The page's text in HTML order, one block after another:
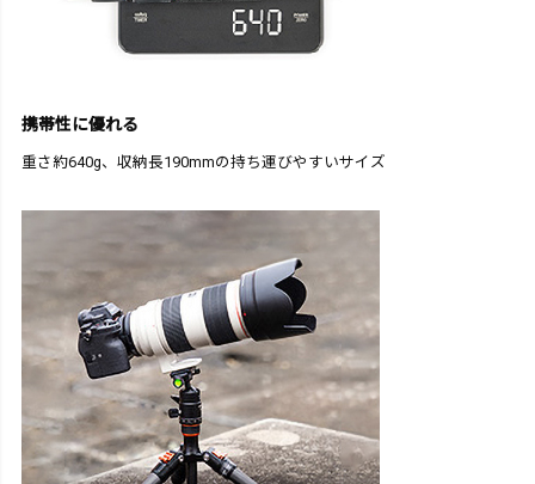
携帯性に優れる
重さ約640g、収納長190mmの持ち運びやすいサイズ